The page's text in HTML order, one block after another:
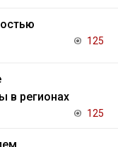
125
в регионах
125